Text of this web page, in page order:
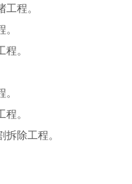
程。
。
。
除工程。